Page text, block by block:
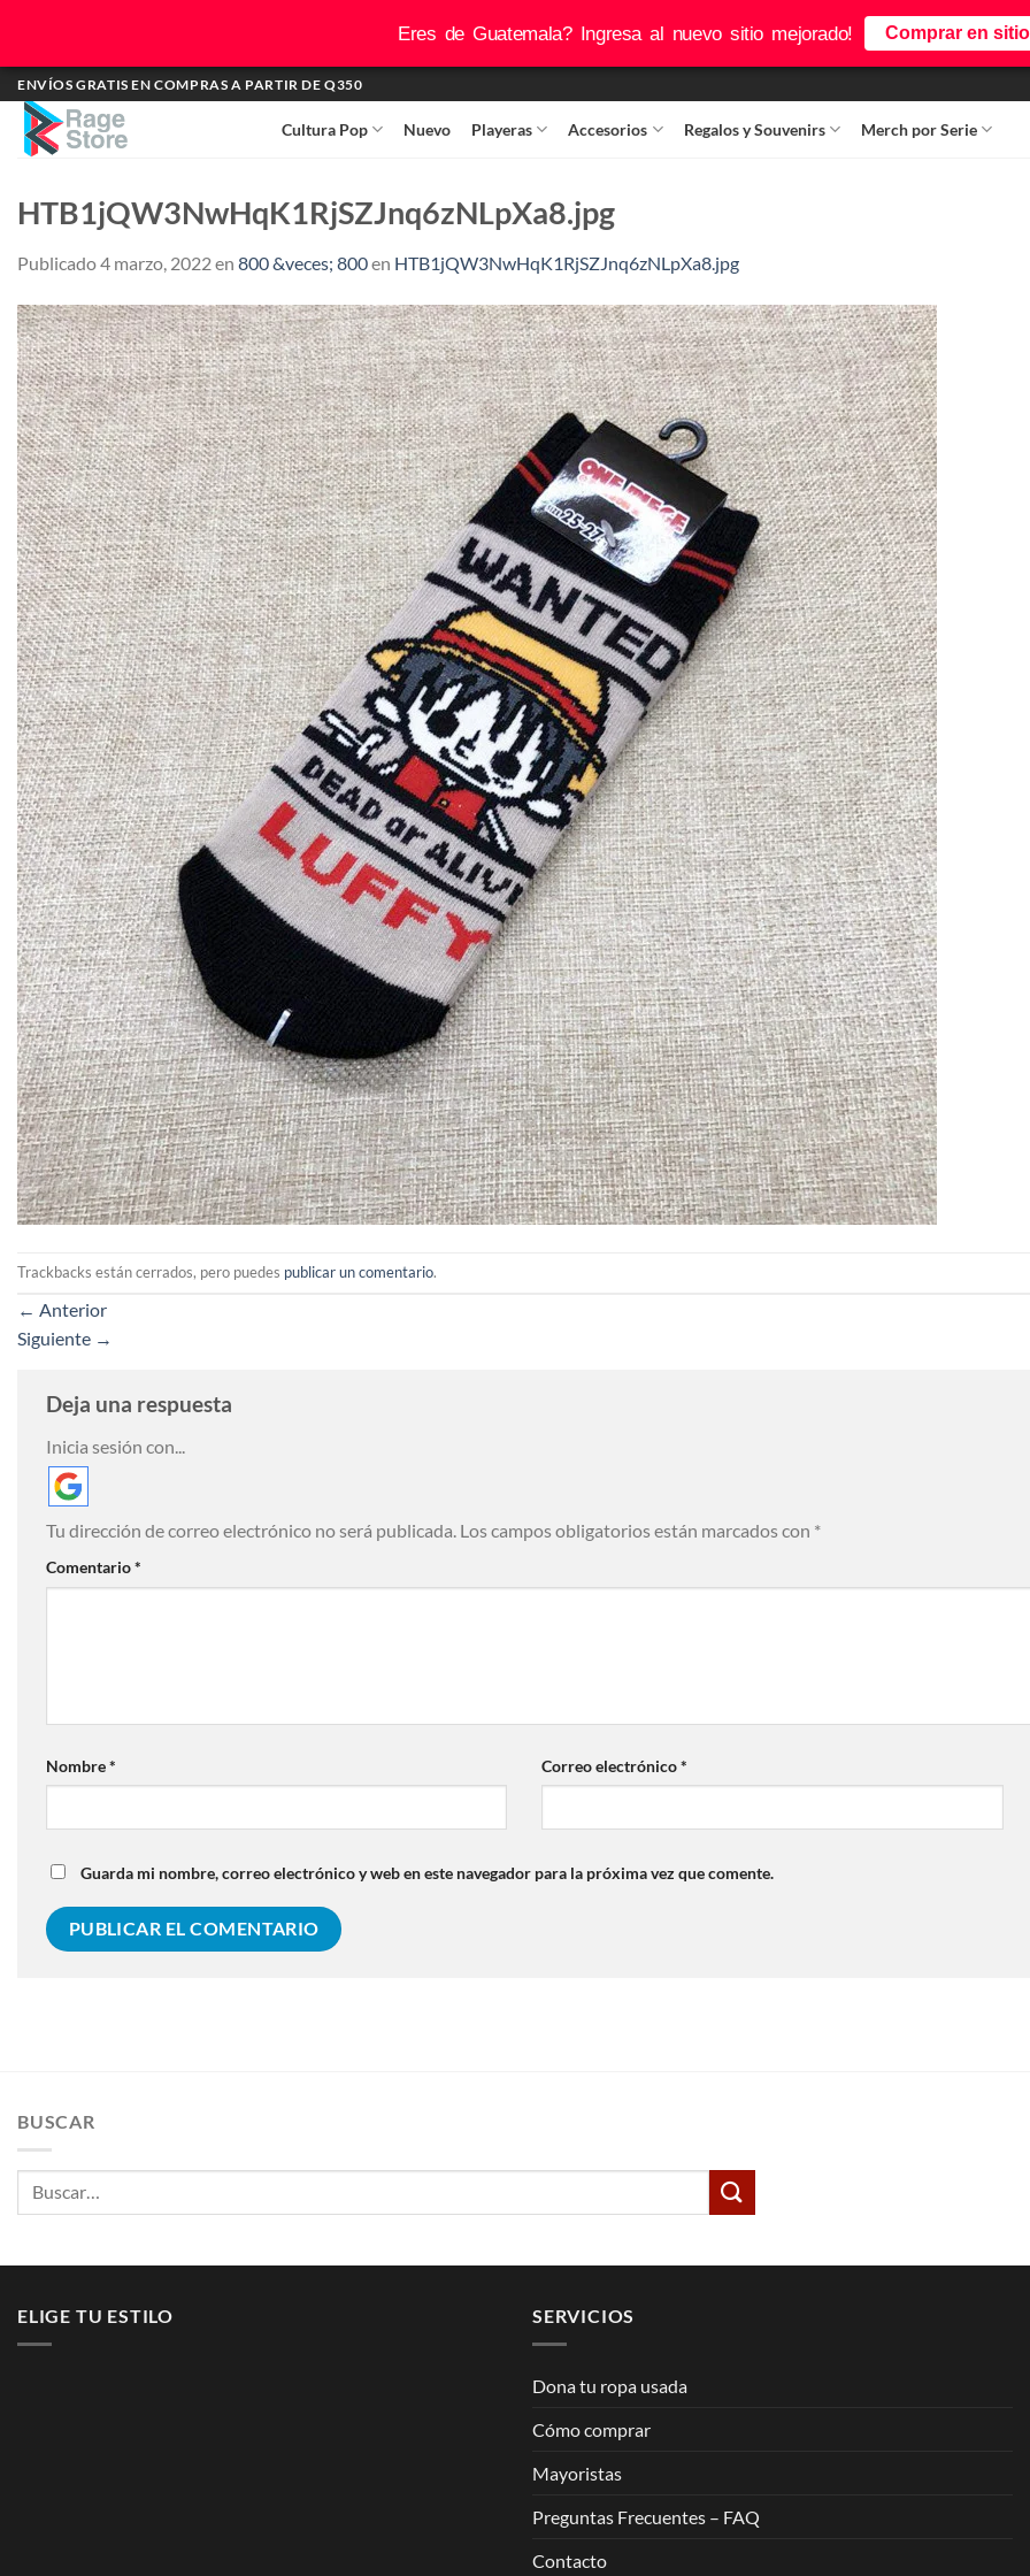
Saltar
al
contenido
ENVÍOS GRATIS EN COMPRAS A PARTIR DE Q350
Cultura Pop Nuevo Playeras Accesorios Regalos y Souvenirs Merch por Serie
HTB1jQW3NwHqK1RjSZJnq6zNLpXa8.jpg
Publicado4 marzo, 2022en 800 &veces; 800en HTB1jQW3NwHqK1RjSZJnq6zNLpXa8.jpg
Trackbacks están cerrados, pero puedes publicar un comentario.
← Anterior
Siguiente →
Deja una respuesta
Inicia sesión con...
Tu dirección de correo electrónico no será publicada. Los campos obligatorios están marcados con *
Comentario*
Nombre* Correo electrónico*
Guarda mi nombre, correo electrónico y web en este navegador para la próxima vez que comente.
BUSCAR
Buscar
ELIGE TU ESTILO SERVICIOS
Dona tu ropa usada
Cómo comprar
Mayoristas
Preguntas Frecuentes – FAQ
Contacto
Eres de Guatemala? Ingresa al nuevo sitio mejorado! Comprar en